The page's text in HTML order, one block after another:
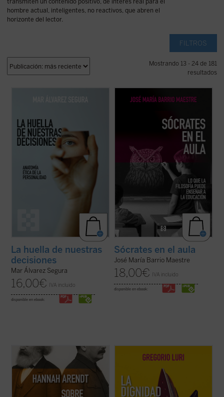
transmiten un contenido positivo, de interés real para el
hombre actual, inteligentes, no reactivos, que abren el
horizonte del lector.
FILTROS
Mostrando 13 - 24 de 181
resultados
ensayo que se adentra con valentía en una
Mar Álvarez Segura nos conduce por el
laberinto de la conciencia humana ...
ficha)
La huella de nuestras
decisiones
Mar Álvarez Segura
16,00€ IVA incluido
disponible en ebook:
Frente a la tecnificación del aprendizaje y
los eslóganes pedagógicos, este libro
saber. Una obra inspiradora que devuelve
esperanza y sentido a la docencia: ...(ver
Sócrates en el aula
José María Barrio Maestre
18,00€ IVA incluido
disponible en ebook:
Este libro no solo recupera una faceta
menos conocida —pero crucial— de una de
las mentes más incisivas del siglo XX, sino
que también ofrece herramientas
esenciales para pensar nuestro presente.
(ver ficha)
Gregorio Luri nos conduce por un viaje
filosófico para mostrarnos que nuestra
y la divinidad, entre el ser y la nada— es, en
realidad, la fuente de nuestra dignidad. Un
canto a la condición ...(ver ficha)